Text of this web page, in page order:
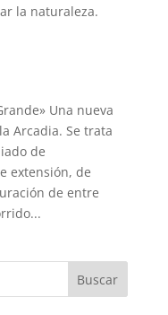
la naturaleza.
Una nueva
Arcadia. Se trata
de
extensión, de
de entre
Buscar